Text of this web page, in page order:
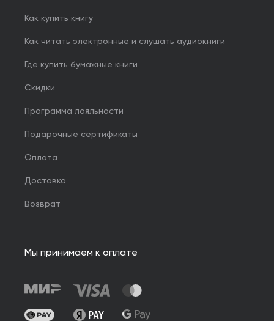
Как купить книгу
Как читать электронные и слушать аудиокниги
Где купить бумажные книги
Скидки
Программа лояльности
Подарочные сертификаты
Оплата
Доставка
Возврат
Мы принимаем к оплате